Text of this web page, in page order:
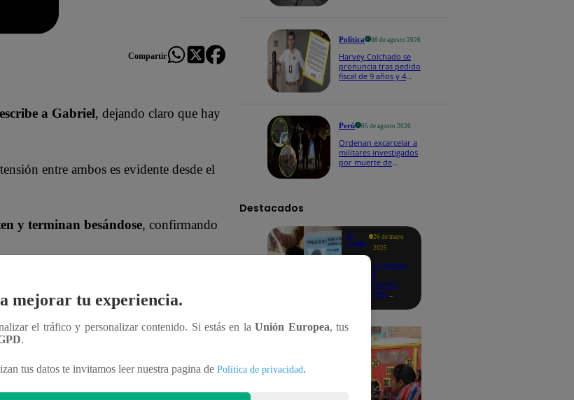
Compartir
a Gabriel, dejando claro que hay
entre ambos es evidente desde el
y terminan besándose, confirmando
los talentos, obtén datos inéditos y
Política 06 de agosto 2026
Harvey Colchado se
pronuncia tras pedido
fiscal de 9 años y 4
Perú 05 de agosto 2026
Ordenan excarcelar a
militares investigados
por muerte de
Destacados
Te
ayudo
26 de mayo
2025
Revisa si tienes
deudas
consultando
con tu DNI:
mejorar tu experiencia.
el tráfico y personalizar contenido. Si estás en laUnión Europea, tus
.
tus datos te invitamos leer nuestra pagina de Política de privacidad.